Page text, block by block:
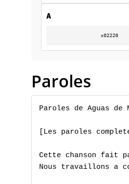
A
x02220
Paroles
Paroles de Aguas de
[Les paroles
Cette chanson fait
Nous travaillons a
I